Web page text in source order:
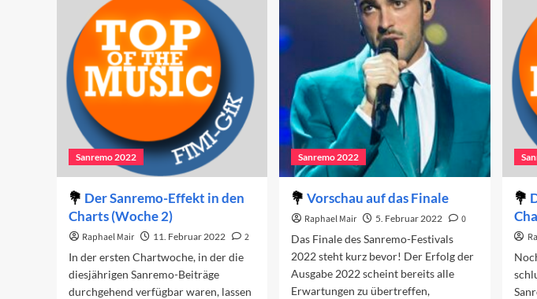
Sanremo 2022
Der Sanremo-Effekt in den
Charts (Woche 2)
Raphael Mair 11. Februar 2022
2
In der ersten Chartwoche, in der die
diesjährigen Sanremo-Beiträge
durchgehend verfügbar waren, lassen
Sanremo 2022
Vorschau auf das Finale
Raphael Mair 5. Februar 2022
0
Das Finale des Sanremo-Festivals
2022 steht kurz bevor! Der Erfolg der
Ausgabe 2022 scheint bereits alle
Erwartungen zu übertreffen,